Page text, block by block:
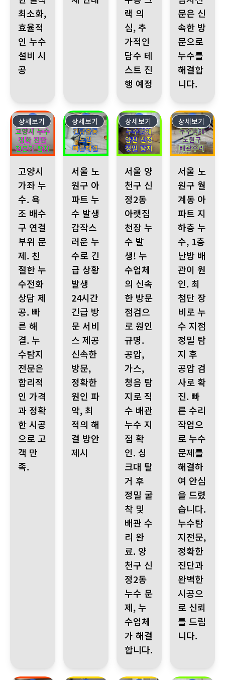
최소화,
효율적
인 누수
설비 시
공
랙 의
심, 추
가적인
담수 테
스트 진
행 예정
문은 신
속한 방
문으로
누수를
해결합
니다.
335
상세보기
고양시
가좌 누
수. 욕
조 배수
구 연결
부위 문
제. 친
절한 누
수전화
상담 제
공. 빠
른 해
결. 누
수탐지
전문은
합리적
인 가격
과 정확
한 시공
으로 고
객 만
족.
334
상세보기
서울 노
원구 아
파트 누
수 발생
갑작스
러운 누
수로 긴
급 상황
발생
24시간
긴급 방
문 서비
스 제공
신속한
방문,
정확한
원인 파
악, 최
적의 해
결 방안
제시
333
상세보기
서울 양
천구 신
정2동
아랫집
천장 누
수 발
생! 누
수업체
의 신속
한 방문
점검으
로 원인
규명.
공압,
가스,
청음 탐
지로 직
수 배관
누수 지
점 확
인. 싱
크대 탈
거 후
정밀 굴
착 및
배관 수
리 완
료. 양
천구 신
정2동
누수 문
제, 누
수업체
가 해결
합니다.
332
상세보기
서울 노
원구 월
계동 아
파트 지
하층 누
수, 1층
난방 배
관이 원
인. 최
첨단 장
비로 누
수 지점
정밀 탐
지 후
공압 검
사로 확
진. 빠
른 수리
작업으
로 누수
문제를
해결하
여 안심
을 드렸
습니다.
누수탐
지전문,
정확한
진단과
완벽한
시공으
로 신뢰
를 드립
니다.